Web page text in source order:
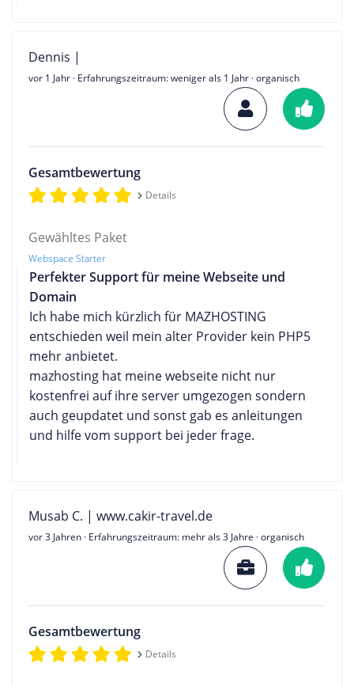
Dennis |
vor 1 Jahr · Erfahrungszeitraum: weniger als 1 Jahr · organisch
Gesamtbewertung
Details
Gewähltes Paket
Webspace Starter
Perfekter Support für meine Webseite und
Domain
Ich habe mich kürzlich für MAZHOSTING
entschieden weil mein alter Provider kein PHP5
mehr anbietet.
mazhosting hat meine webseite nicht nur
kostenfrei auf ihre server umgezogen sondern
auch geupdatet und sonst gab es anleitungen
und hilfe vom support bei jeder frage.
Musab C. | www.cakir-travel.de
vor 3 Jahren · Erfahrungszeitraum: mehr als 3 Jahre · organisch
Gesamtbewertung
Details